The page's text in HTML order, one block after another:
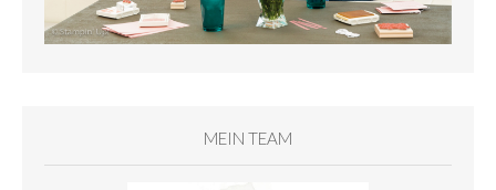
MEIN TEAM